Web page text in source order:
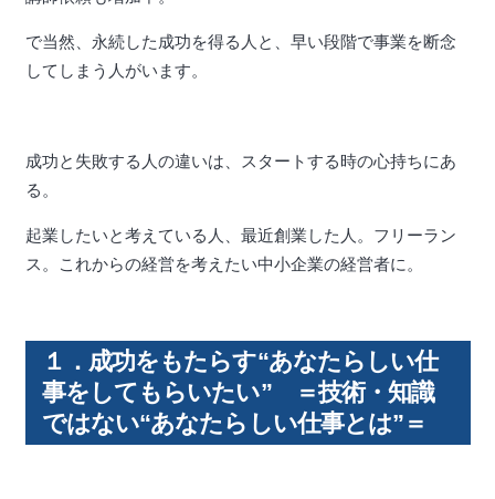
で当然、永続した成功を得る人と、早い段階で事業を断念
してしまう人がいます。
成功と失敗する人の違いは、スタートする時の心持ちにあ
る。
起業したいと考えている人、最近創業した人。フリーラン
ス。これからの経営を考えたい中小企業の経営者に。
１．成功をもたらす“あなたらしい仕
事をしてもらいたい” ＝技術・知識
ではない“あなたらしい仕事とは”＝